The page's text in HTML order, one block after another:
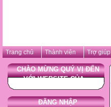
Trang chủ Thành viên Trợ giúp
CHÀO MỪNG QUÝ VỊ ĐẾN
VỚI WEBSITE CỦA ...
ĐĂNG NHẬP